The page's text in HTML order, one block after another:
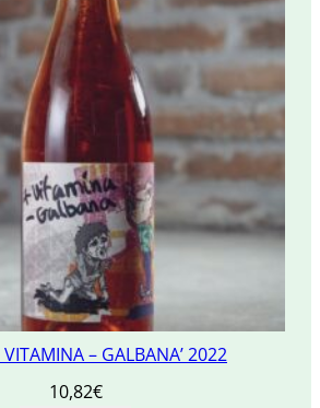
VITAMINA – GALBANA’ 2022
10,82€